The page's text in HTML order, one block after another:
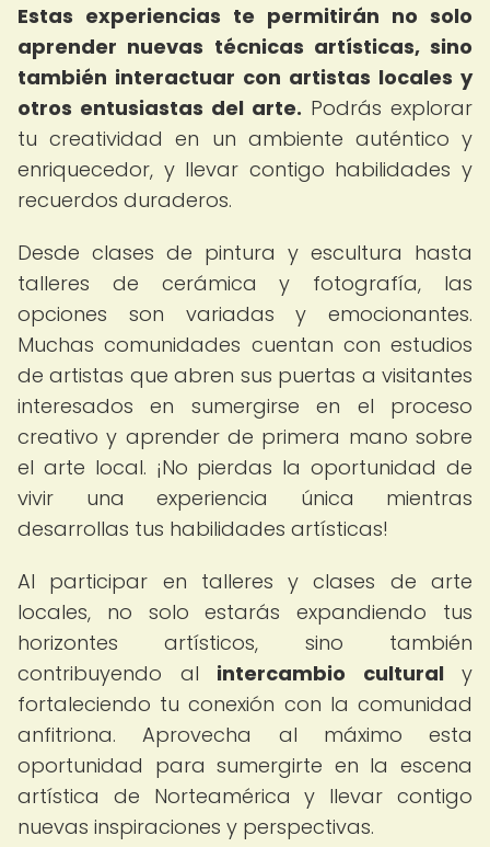
Estas experiencias te permitirán no solo
aprender nuevas técnicas artísticas, sino
también interactuar con artistas locales y
otros entusiastas del arte. Podrás explorar
tu creatividad en un ambiente auténtico y
enriquecedor, y llevar contigo habilidades y
recuerdos duraderos.
Desde clases de pintura y escultura hasta
talleres de cerámica y fotografía, las
opciones son variadas y emocionantes.
Muchas comunidades cuentan con estudios
de artistas que abren sus puertas a visitantes
interesados en sumergirse en el proceso
creativo y aprender de primera mano sobre
el arte local. ¡No pierdas la oportunidad de
vivir una experiencia única mientras
desarrollas tus habilidades artísticas!
Al participar en talleres y clases de arte
locales, no solo estarás expandiendo tus
horizontes artísticos, sino también
contribuyendo al intercambio culturaly
fortaleciendo tu conexión con la comunidad
anfitriona. Aprovecha al máximo esta
oportunidad para sumergirte en la escena
artística de Norteamérica y llevar contigo
nuevas inspiraciones y perspectivas.